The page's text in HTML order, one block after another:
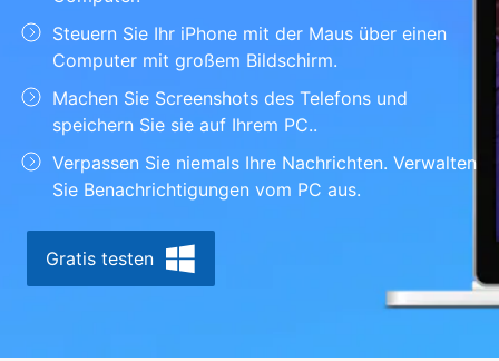
Support
DOWNLOAD Anmelden
Suchen
Steuern Sie Ihr iPhone mit der Maus über einen
Computer mit großem Bildschirm.
Machen Sie Screenshots des Telefons und
speichern Sie sie auf Ihrem PC..
Verpassen Sie niemals Ihre Nachrichten. Verwalten
Sie Benachrichtigungen vom PC aus.
Gratis testen